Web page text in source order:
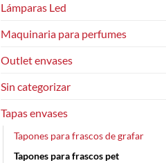
Lámparas Led
Maquinaria para perfumes
Outlet envases
Sin categorizar
Tapas envases
Tapones para frascos de grafar
Tapones para frascos pet